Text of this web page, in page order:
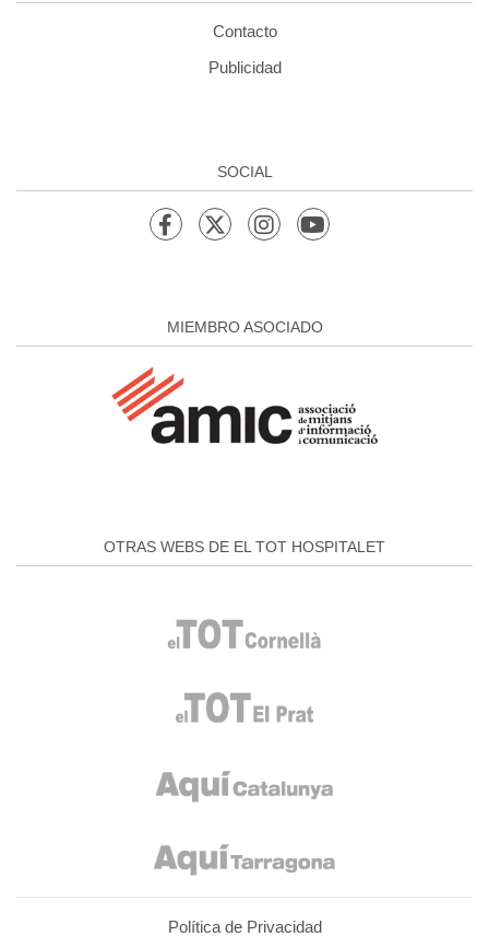
Contacto
Publicidad
SOCIAL
MIEMBRO ASOCIADO
OTRAS WEBS DE EL TOT HOSPITALET
Política de Privacidad